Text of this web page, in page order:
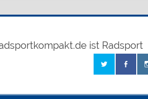
ist Radsport